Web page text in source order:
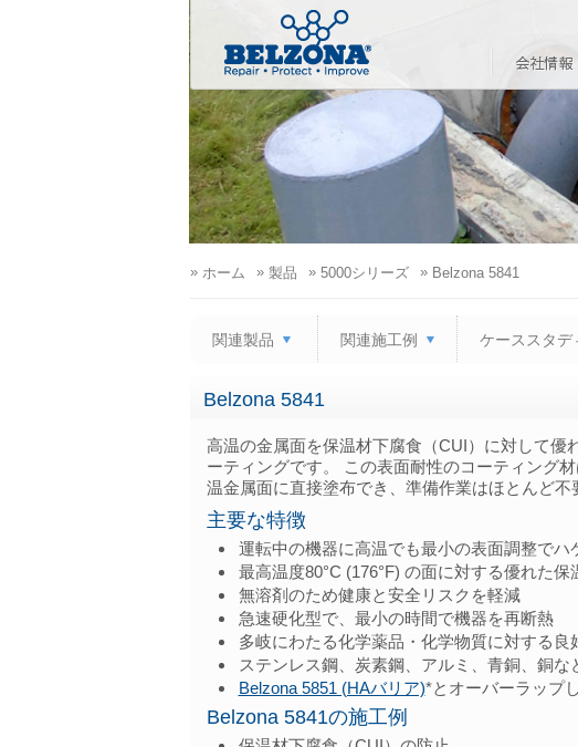
»ホーム »製品 »5000シリーズ »Belzona 5841
関連製品 関連施工例 ケーススタデ
Belzona 5841
高温の金属面を保温材下腐食（CUI）に対して優
ーティングです。 この表面耐性のコーティング
温金属面に直接塗布でき、準備作業はほとんど不
主要な特徴
運転中の機器に高温でも最小の表面調整でハ
最高温度80°C (176°F) の面に対する優れた
無溶剤のため健康と安全リスクを軽減
急速硬化型で、最小の時間で機器を再断熱
多岐にわたる化学薬品・化学物質に対する良
ステンレス鋼、炭素鋼、アルミ、青銅、銅
Belzona 5851 (HAバリア)*とオーバーラップ
Belzona 5841の施工例